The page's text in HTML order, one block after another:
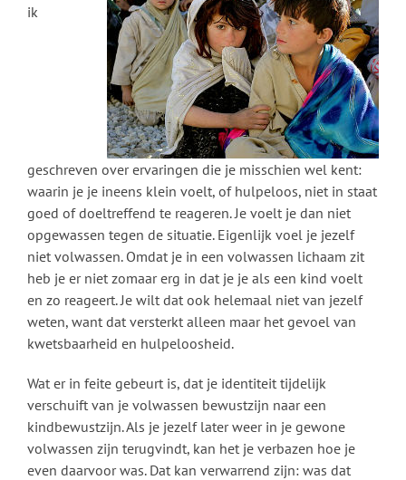
ik
geschreven over ervaringen die je misschien wel kent:
waarin je je ineens klein voelt, of hulpeloos, niet in staat
goed of doeltreffend te reageren. Je voelt je dan niet
opgewassen tegen de situatie. Eigenlijk voel je jezelf
niet volwassen. Omdat je in een volwassen lichaam zit
heb je er niet zomaar erg in dat je je als een kind voelt
en zo reageert. Je wilt dat ook helemaal niet van jezelf
weten, want dat versterkt alleen maar het gevoel van
kwetsbaarheid en hulpeloosheid.
Wat er in feite gebeurt is, dat je identiteit tijdelijk
verschuift van je volwassen bewustzijn naar een
kindbewustzijn. Als je jezelf later weer in je gewone
volwassen zijn terugvindt, kan het je verbazen hoe je
even daarvoor was. Dat kan verwarrend zijn: was dat